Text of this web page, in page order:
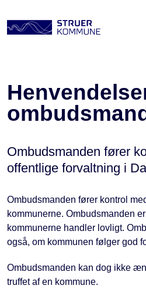
Ombudsmanden fører
offentlige forvaltning i
Ombudsmanden fører kontrol
kommunerne. Ombudsmanden
kommunerne handler lovligt.
også, om kommunen følger god
Ombudsmanden kan dog ikke
truffet af en kommune.